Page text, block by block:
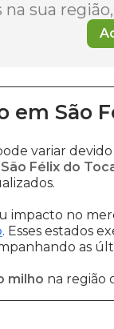
sua
em São
variar devido
Félix do
impacto no
. Esses estados
as
milho na região